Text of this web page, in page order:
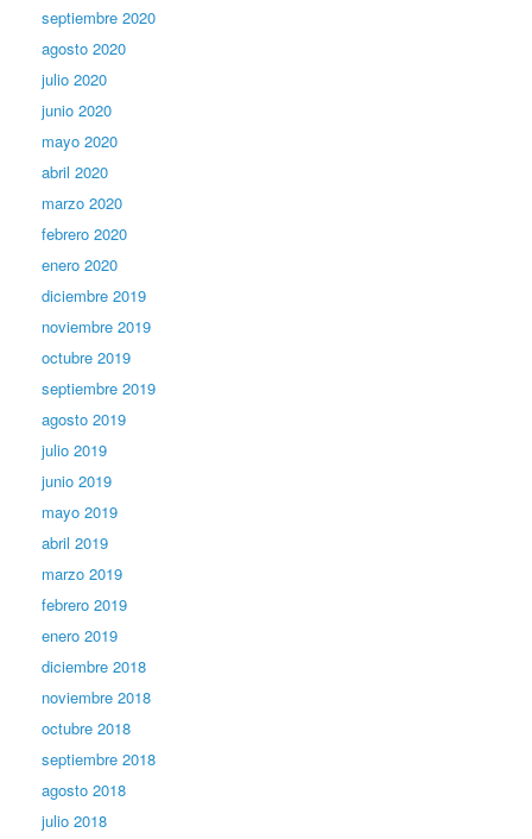
septiembre 2020
agosto 2020
julio 2020
junio 2020
mayo 2020
abril 2020
marzo 2020
febrero 2020
enero 2020
diciembre 2019
noviembre 2019
octubre 2019
septiembre 2019
agosto 2019
julio 2019
junio 2019
mayo 2019
abril 2019
marzo 2019
febrero 2019
enero 2019
diciembre 2018
noviembre 2018
octubre 2018
septiembre 2018
agosto 2018
julio 2018